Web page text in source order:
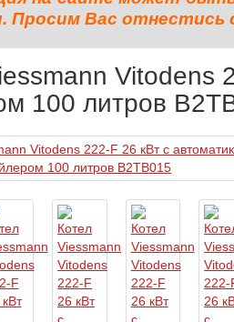
Просим Вас отнестись
Vitodens
100 литров